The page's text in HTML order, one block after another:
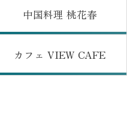
中国料理 桃花春
はこちら
カフェ VIEW CAFE
はこちら